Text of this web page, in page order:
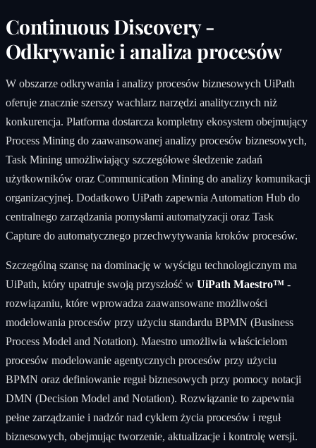
Continuous Discovery -
Odkrywanie i analiza procesów
W obszarze odkrywania i analizy procesów biznesowych UiPath
oferuje znacznie szerszy wachlarz narzędzi analitycznych niż
konkurencja. Platforma dostarcza kompletny ekosystem obejmujący
Process Mining do zaawansowanej analizy procesów biznesowych,
Task Mining umożliwiający szczegółowe śledzenie zadań
użytkowników oraz Communication Mining do analizy komunikacji
organizacyjnej. Dodatkowo UiPath zapewnia Automation Hub do
centralnego zarządzania pomysłami automatyzacji oraz Task
Capture do automatycznego przechwytywania kroków procesów.
Szczególną szansę na dominację w wyścigu technologicznym ma
UiPath, który upatruje swoją przyszłość w UiPath Maestro™ -
rozwiązaniu, które wprowadza zaawansowane możliwości
modelowania procesów przy użyciu standardu BPMN (Business
Process Model and Notation). Maestro umożliwia właścicielom
procesów modelowanie agentycznych procesów przy użyciu
BPMN oraz definiowanie reguł biznesowych przy pomocy notacji
DMN (Decision Model and Notation). Rozwiązanie to zapewnia
pełne zarządzanie i nadzór nad cyklem życia procesów i reguł
biznesowych, obejmując tworzenie, aktualizacje i kontrolę wersji.